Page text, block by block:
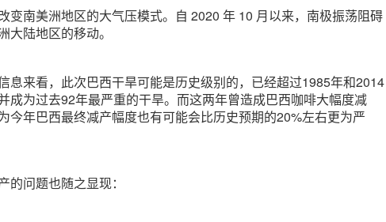
变南美洲地区的大气压模式。自 2020 年 10 月以来，南极振荡阻碍
大陆地区的移动。
息来看，此次巴西干旱可能是历史级别的，已经超过1985年和2014
成为过去92年最严重的干旱。而这两年曾造成巴西咖啡大幅度减
今年巴西最终减产幅度也有可能会比历史预期的20%左右更为严
的问题也随之显现：